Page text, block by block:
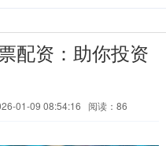
配资：助你投资
01-09 08:54:16 阅读：86